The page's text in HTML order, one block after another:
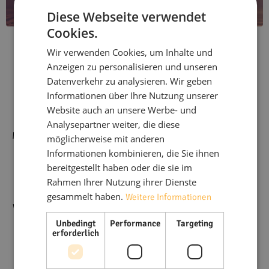
Über flex living
Seit 2018 stehtflex livingfür flexible, voll möblierte
Wohnlösungen in ganz Deutschland. Mit über 333
Wohnungen an mehr als 40 Standorten bieten wir
Monteurwohnungen, Ferienwohnungen und WG-Zimmer für
jeden Bedarf – immer modern, voll ausgestattet und sofort
bezugsfertig. Dank unseres starken Netzwerks arbeiten wir
eng mit Unternehmen, Projektteams und
Immobilieninvestoren zusammen, um passgenaue
Wohnkonzepte zu realisieren. Unsere Mission:
Wohnen auf Zeit, effizient organisiert und mit höchstem
Anspruch an Qualität und Service.
Diese Webseite verwendet
Cookies.
Wir verwenden Cookies, um Inhalte und
Anzeigen zu personalisieren und unseren
Datenverkehr zu analysieren. Wir geben
Informationen über Ihre Nutzung unserer
Website auch an unsere Werbe- und
Analysepartner weiter, die diese
möglicherweise mit anderen
Informationen kombinieren, die Sie ihnen
bereitgestellt haben oder die sie im
Rahmen Ihrer Nutzung ihrer Dienste
gesammelt haben. Weitere Informationen
Unbedingt
erforderlich
Performance Targeting